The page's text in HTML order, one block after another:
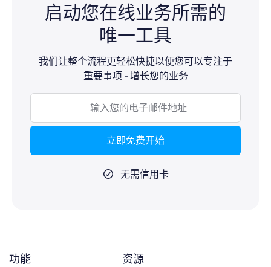
启动您在线业务所需的
唯一工具
我们让整个流程更轻松快捷以便您可以专注于
重要事项 - 增长您的业务
立即免费开始
无需信用卡
功能 资源